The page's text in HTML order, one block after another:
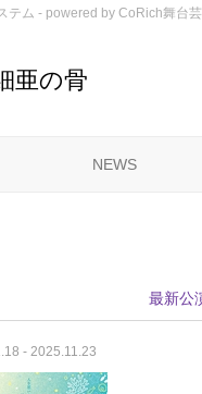
テム - powered by CoRich舞台
亜の骨
NEWS
最新公
- 2025.11.23